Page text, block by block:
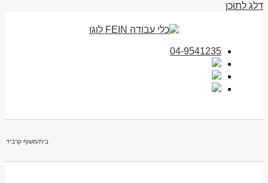
דלג לתוכן
04-9541235
בית/משוף קרביד